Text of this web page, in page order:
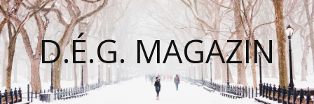
D.É.G. MAGAZIN